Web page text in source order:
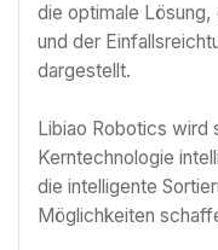
die optimale
und der
dargestellt.
Libiao Robotics wird
Kerntechnologie
die intelligente
Möglichkeiten